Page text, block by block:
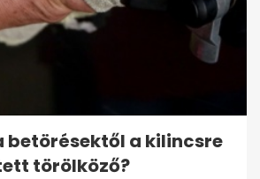
betörésektől a kilincsre
törölköző?